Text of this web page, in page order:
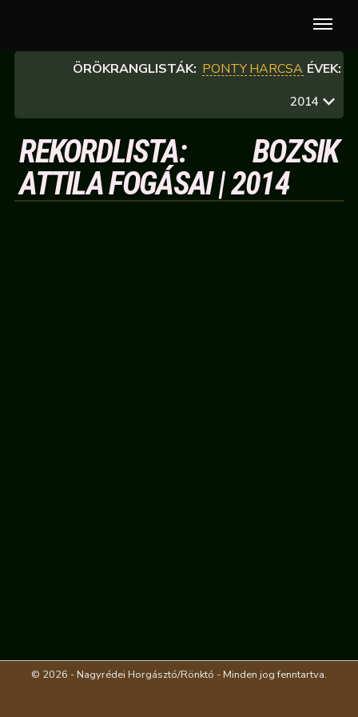
ÖRÖKRANGLISTÁK: PONTYHARCSA ÉVEK:
2014
REKORDLISTA: BOZSIK
ATTILA FOGÁSAI | 2014
© 2026 - Nagyrédei Horgásztó/Rönktó - Minden jog fenntartva.